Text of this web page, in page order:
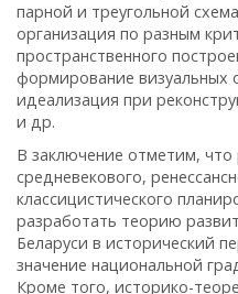
парной и треугольной
организация по разным
пространственного
формирование визуальных
идеализация при
и др.
В заключение отметим,
средневекового,
классицистического
разработать теорию
Беларуси в исторический
значение национальной
Кроме того, историко-